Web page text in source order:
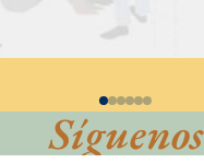
Síguenos